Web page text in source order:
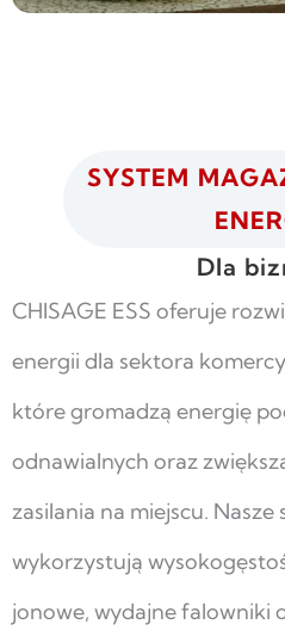
SYSTEM
Dla
CHISAGE ESS oferuje
energii dla sektora
które gromadzą energię
odnawialnych oraz
zasilania na miejscu. Nasze
wykorzystują
jonowe, wydajne falowniki